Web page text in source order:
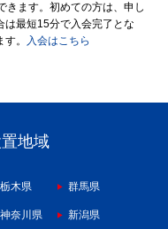
きます。初めての方は、申し
は最短15分で入会完了とな
。
入会はこちら
地域
栃木県 群馬県
神奈川県 新潟県